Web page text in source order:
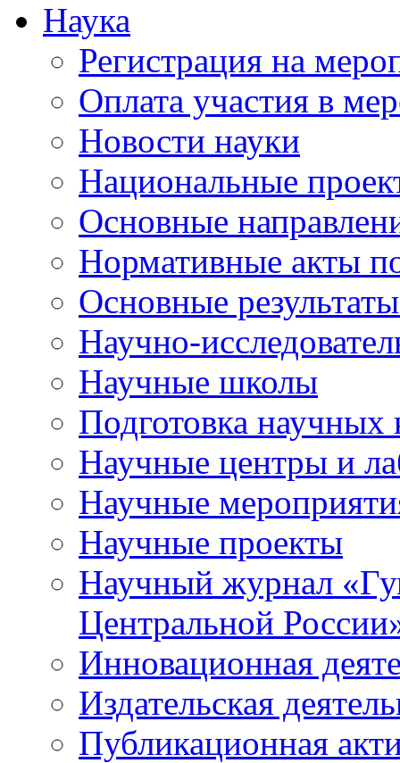
Наука
Регистрация на
Оплата участия в
Новости науки
Национальные
Основные
Нормативные акты
Основные
Научно-
Научные школы
Подготовка научных
Научные центры и
Научные
Научные проекты
Научный журнал «
Центральной
Инновационная
Издательская
Публикационная